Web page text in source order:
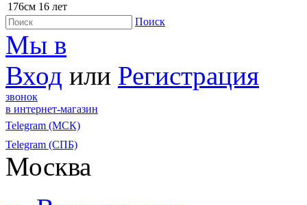
176см 16 лет
Поиск
Мы в
Вход или Регистрация
звонок
в интернет-магазин
Telegram (МСК)
Telegram (СПБ)
Москва